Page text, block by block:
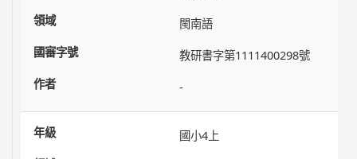
閩南語
教研書字第1111400298號
-
國小4上